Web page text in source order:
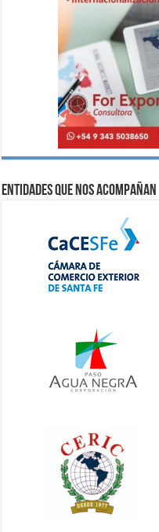
Entidades que nos acompañan